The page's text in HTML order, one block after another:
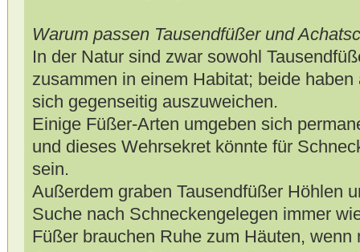
Warum passen Tausendfüßer und
In der Natur sind zwar sowohl
zusammen in einem Habitat; beide
sich gegenseitig auszuweichen.
Einige Füßer-Arten umgeben sich
und dieses Wehrsekret könnte für
sein.
Außerdem graben Tausendfüßer Höhlen
Suche nach Schneckengelegen immer
Füßer brauchen Ruhe zum Häuten,